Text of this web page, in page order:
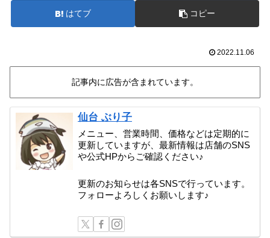
はてブ コピー
2022.11.06
記事内に広告が含まれています。
仙台 ぶり子
メニュー、営業時間、価格などは定期的に
更新していますが、最新情報は店舗のSNS
や公式HPからご確認ください♪
更新のお知らせは各SNSで行っています。
フォローよろしくお願いします♪